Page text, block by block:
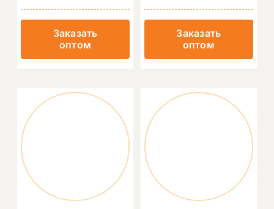
Заказать
оптом
Заказать
оптом